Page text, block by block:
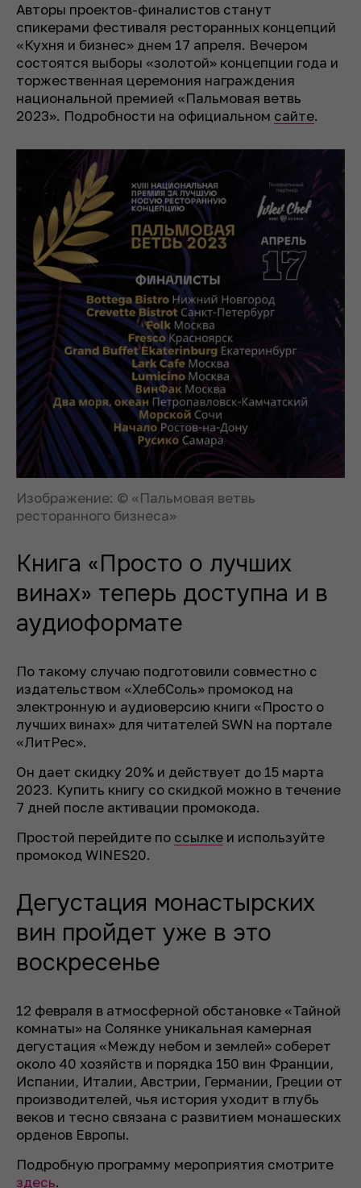
Авторы проектов-финалистов станут
спикерами фестиваля ресторанных концепций
«Кухня и бизнес» днем 17 апреля. Вечером
состоятся выборы «золотой» концепции года и
торжественная церемония награждения
национальной премией «Пальмовая ветвь
2023». Подробности на официальном сайте.
Изображение: © «Пальмовая ветвь
ресторанного бизнеса»
Книга «Просто о лучших
винах» теперь доступна и в
аудиоформате
По такому случаю подготовили совместно с
издательством «ХлебСоль» промокод на
электронную и аудиоверсию книги «Просто о
лучших винах» для читателей SWN на портале
«ЛитРес».
Он дает скидку 20% и действует до 15 марта
2023. Купить книгу со скидкой можно в течение
7 дней после активации промокода.
Простой перейдите по ссылке и используйте
промокод WINES20.
Дегустация монастырских
вин пройдет уже в это
воскресенье
12 февраля в атмосферной обстановке «Тайной
комнаты» на Солянке уникальная камерная
дегустация «Между небом и землей» соберет
около 40 хозяйств и порядка 150 вин Франции,
Испании, Италии, Австрии, Германии, Греции от
производителей, чья история уходит в глубь
веков и тесно связана с развитием монашеских
орденов Европы.
Подробную программу мероприятия смотрите
здесь.